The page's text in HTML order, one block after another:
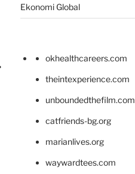
Ekonomi Global
okhealthcareers.com
theintexperience.com
unboundedthefilm.com
catfriends-bg.org
marianlives.org
waywardtees.com